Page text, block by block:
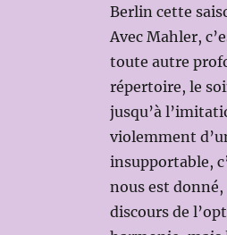
Berlin cette
Avec Mahler,
toute autre
répertoire, le
jusqu’à
violemment
insupportable,
nous est
discours de